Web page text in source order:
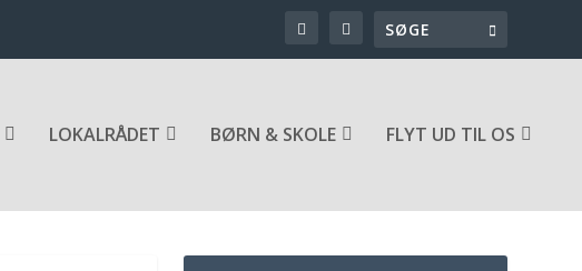
LOKALRÅDET BØRN & SKOLE FLYT UD TIL OS